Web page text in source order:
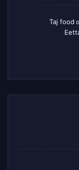
Taj food